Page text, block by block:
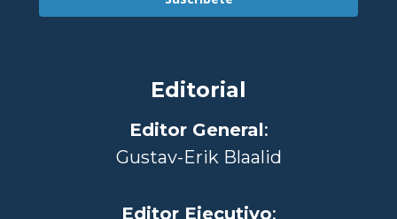
Editorial
Editor General:
Gustav-Erik Blaalid
Editor Ejecutivo: